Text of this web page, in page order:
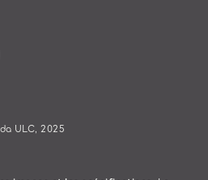
ULC, 2025